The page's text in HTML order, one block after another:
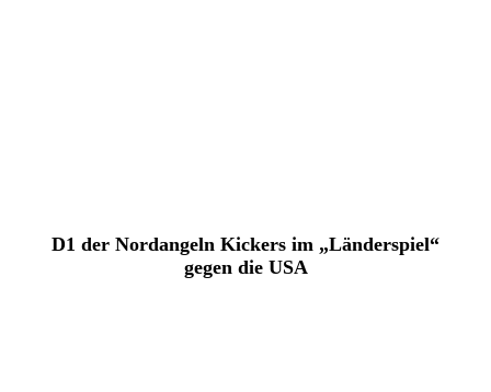
D1 der Nordangeln Kickers im „Länderspiel“
gegen die USA